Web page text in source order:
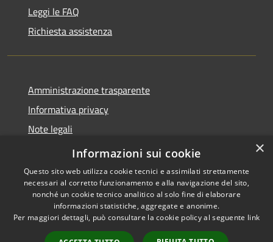
Leggi le FAQ
Richiesta assistenza
Amministrazione trasparente
Informativa privacy
Note legali
Dichiarazione di accessibilità
Accessibilità
Copyright © 2026 • Comune di
Bellaria Igea Marina • Powered
byMunicipium Accesso
×
Informazioni sui cookie
Questo sito web utilizza cookie tecnici e assimilati strettamente
necessari al corretto funzionamento e alla navigazione del sito,
nonché un cookie tecnico analitico al solo fine di elaborare
informazioni statistiche, aggregate e anonime.
Per maggiori dettagli, può consultare la cookie policy al seguente link